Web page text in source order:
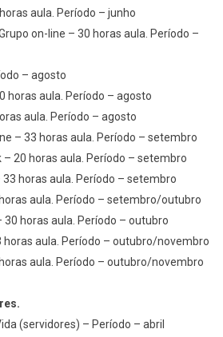
aula. Período – junho
on-line – 30 horas aula. Período –
– agosto
horas aula. Período – agosto
aula. Período – agosto
– 33 horas aula. Período – setembro
– 20 horas aula. Período – setembro
horas aula. Período – setembro
aula. Período – setembro/outubro
horas aula. Período – outubro
horas aula. Período – outubro/novembro
aula. Período – outubro/novembro
(servidores) – Período – abril